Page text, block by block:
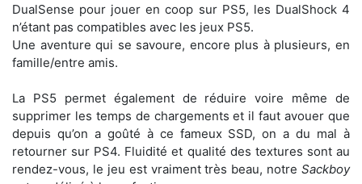
DualSense pour jouer en coop sur PS5, les DualShock 4
n’étant pas compatibles avec les jeux PS5.
Une aventure qui se savoure, encore plus à plusieurs, en
famille/entre amis.
La PS5 permet également de réduire voire même de
supprimer les temps de chargements et il faut avouer que
depuis qu’on a goûté à ce fameux SSD, on a du mal à
retourner sur PS4. Fluidité et qualité des textures sont au
rendez-vous, le jeu est vraiment très beau, notre Sackboy